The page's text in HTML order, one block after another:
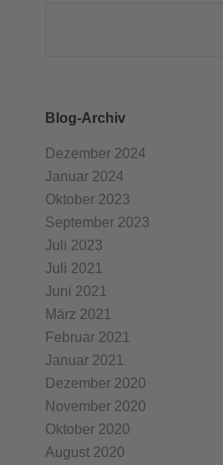
Blog-Archiv
Dezember 2024
Januar 2024
Oktober 2023
September 2023
Juli 2023
Juli 2021
Juni 2021
März 2021
Februar 2021
Januar 2021
Dezember 2020
November 2020
Oktober 2020
August 2020